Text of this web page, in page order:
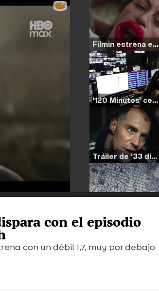
Filmin estrena el tráiler de 'Millennial Mal', su nueva comedia universitaria de la mano de Lorena Iglesias
'120 Minutos' celebra sus 2.000 programas en Telemadrid con un vídeo del día a día en la redacción
Tráiler de '33 días', la nueva serie de Atresplayer con Julián Villagrán y José Manuel Poga
con el episodio
con un débil 1,7, muy por debajo